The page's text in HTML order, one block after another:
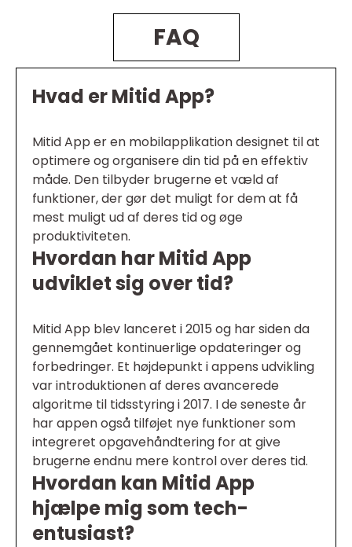
FAQ
Hvad er Mitid App?
Mitid App er en mobilapplikation designet til at
optimere og organisere din tid på en effektiv
måde. Den tilbyder brugerne et væld af
funktioner, der gør det muligt for dem at få
mest muligt ud af deres tid og øge
produktiviteten.
Hvordan har Mitid App
udviklet sig over tid?
Mitid App blev lanceret i 2015 og har siden da
gennemgået kontinuerlige opdateringer og
forbedringer. Et højdepunkt i appens udvikling
var introduktionen af deres avancerede
algoritme til tidsstyring i 2017. I de seneste år
har appen også tilføjet nye funktioner som
integreret opgavehåndtering for at give
brugerne endnu mere kontrol over deres tid.
Hvordan kan Mitid App
hjælpe mig som tech-
entusiast?